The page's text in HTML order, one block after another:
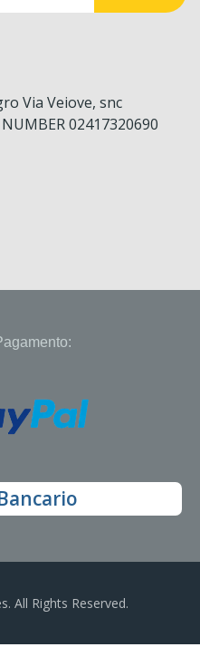
Via Veiove, snc
02417320690
All Rights Reserved.